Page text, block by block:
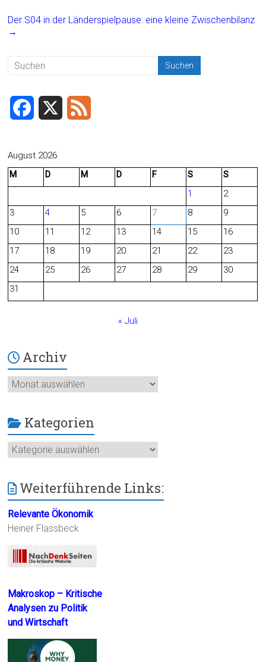
o
Der S04 in der Länderspielpause: eine kleine Zwischenbilanz
→
c
b
o
August 2026
M
D M D F S
S
1
2
3
4 5 6 7 8
9
10
11 12 13 14 15
16
17
18 19 20 21 22
23
24
25 26 27 28 29
30
31
« Juli
Archiv
Archiv
Kategorien
Kategorien
Weiterführende Links:
Relevante Ökonomik
Heiner Flassbeck
Makroskop – Kritische
Analysen zu Politik
und Wirtschaft